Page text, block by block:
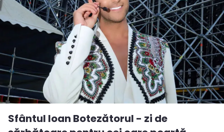
Sfântul Ioan Botezătorul - zi de